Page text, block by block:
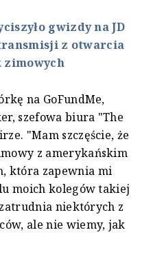
gwizdy na JD
z otwarcia
na GoFundMe,
szefowa biura "The
"Mam szczęście, że
z amerykańskim
która zapewnia mi
moich kolegów takiej
niektórych z
ale nie wiemy, jak